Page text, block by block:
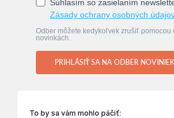
Súhlasím so zasielaním
Zásady ochrany osobných údajov
Odber môžete kedykoľvek zrušiť pomocou
novinkách.
PRIHLÁSIŤ SA NA ODBER NOVINIEK
To by sa vám mohlo páčiť: